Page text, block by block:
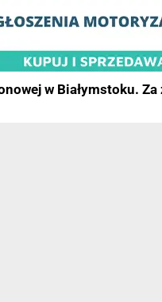
w Białymstoku.